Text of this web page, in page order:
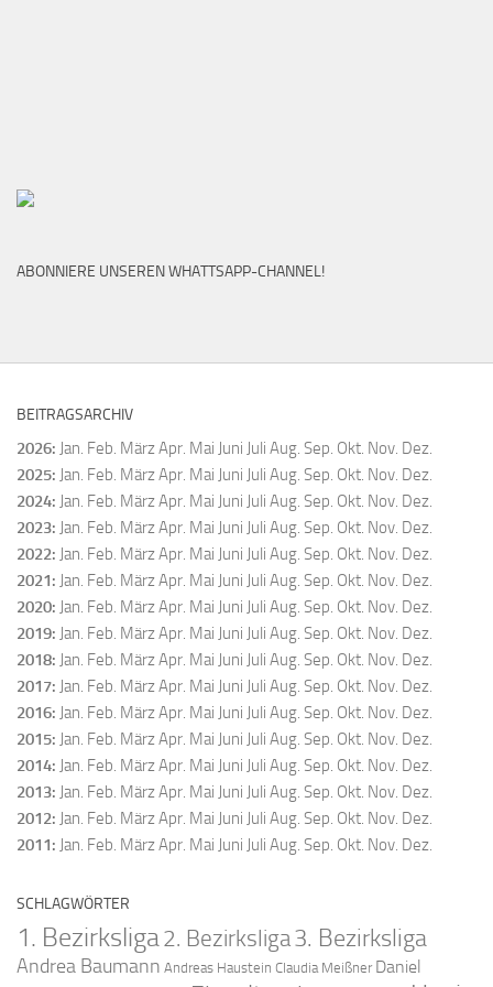
ABONNIERE UNSEREN WHATTSAPP-CHANNEL!
BEITRAGSARCHIV
2026: Jan. Feb. MärzApr. Mai Juni Juli Aug. Sep. Okt. Nov. Dez.
2025: Jan. Feb. MärzApr. Mai Juni Juli Aug. Sep. Okt. Nov. Dez.
2024: Jan. Feb. MärzApr. Mai Juni Juli Aug. Sep. Okt. Nov. Dez.
2023: Jan. Feb. MärzApr. Mai Juni Juli Aug. Sep. Okt. Nov. Dez.
2022: Jan. Feb. MärzApr. Mai Juni Juli Aug. Sep. Okt. Nov. Dez.
2021: Jan. Feb. MärzApr. Mai Juni Juli Aug. Sep. Okt. Nov. Dez.
2020: Jan. Feb. MärzApr. Mai Juni Juli Aug. Sep. Okt. Nov. Dez.
2019: Jan. Feb. MärzApr. Mai Juni Juli Aug. Sep. Okt. Nov. Dez.
2018: Jan. Feb. MärzApr. Mai Juni Juli Aug. Sep. Okt. Nov. Dez.
2017: Jan. Feb. MärzApr. Mai Juni Juli Aug. Sep. Okt. Nov. Dez.
2016: Jan. Feb. MärzApr. Mai Juni Juli Aug. Sep. Okt. Nov. Dez.
2015: Jan. Feb. MärzApr. Mai Juni Juli Aug. Sep. Okt. Nov. Dez.
2014: Jan. Feb. MärzApr. Mai Juni Juli Aug. Sep. Okt. Nov. Dez.
2013: Jan. Feb. MärzApr. Mai Juni Juli Aug. Sep. Okt. Nov. Dez.
2012: Jan. Feb. MärzApr. Mai Juni Juli Aug. Sep. Okt. Nov. Dez.
2011: Jan. Feb. MärzApr. Mai Juni Juli Aug. Sep. Okt. Nov. Dez.
SCHLAGWÖRTER
1. Bezirksliga 2. Bezirksliga 3. Bezirksliga
Andrea Baumann Andreas Haustein Claudia Meißner Daniel